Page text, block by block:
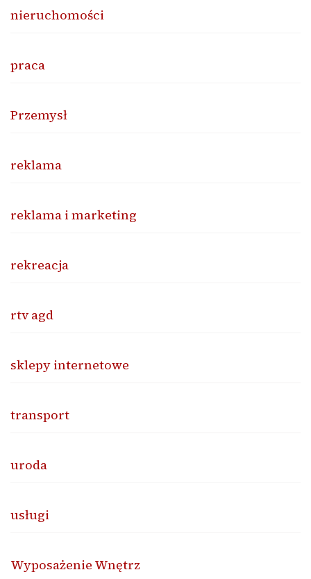
nieruchomości
praca
Przemysł
reklama
reklama i marketing
rekreacja
rtv agd
sklepy internetowe
transport
uroda
usługi
Wyposażenie Wnętrz